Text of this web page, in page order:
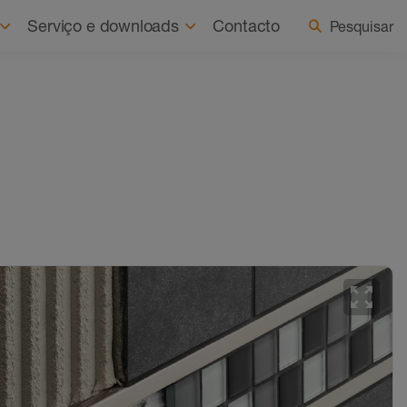
Sobre nós Notícias Selecionar país/idioma
Serviço e downloads Contacto Pesquisar
zoom_out_map